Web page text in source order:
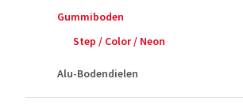
Gummiboden
Step / Color / Neon
Alu-Bodendielen